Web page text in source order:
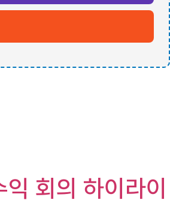
회의 하이라이